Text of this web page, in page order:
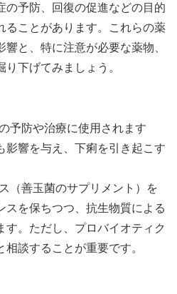
の予防、回復の促進などの目的
ることがあります。これらの薬
と、特に注意が必要な薬物、
下げてみましょう。
予防や治療に使用されます
影響を与え、下痢を引き起こす
（善玉菌のサプリメント）を
スを保ちつつ、抗生物質による
す。ただし、プロバイオティク
談することが重要です。